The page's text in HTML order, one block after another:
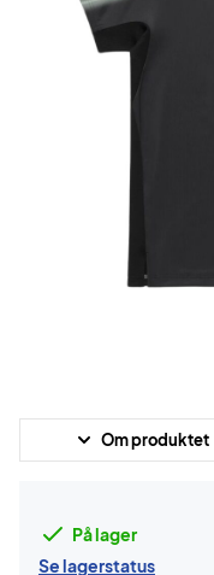
Om produktet
På lager
Se lagerstatus